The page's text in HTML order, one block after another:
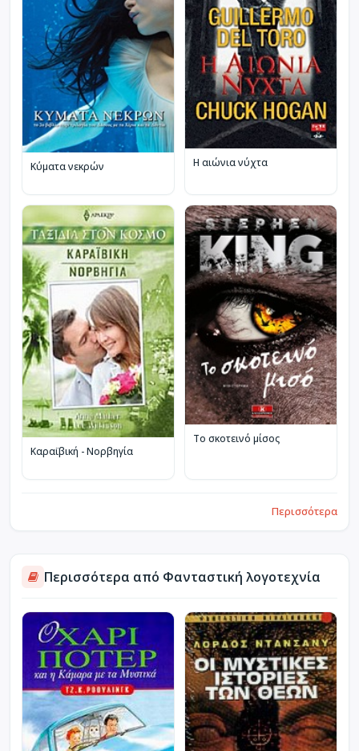
Κύματα νεκρών Η αιώνια νύχτα
Καραϊβική - Νορβηγία
Το σκοτεινό μίσος
Περισσότερα
Περισσότερα από Φανταστική λογοτεχνία